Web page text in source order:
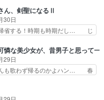
を強化、… やはりヨコヤいい
てる流… 役で出演いたしまし
まり…
すぎるとやる気無く… テー
会感想は、美緒がテ… すげー
良い……。女性声優… 深夜の格
トの方がよっぽど… 真剣に授業
会！美緒ちゃ… 受験勉強と戦闘
ぶ娘w美… 勉強嫌いでバトル
しの沙…
ん、剣聖になるⅡ
30日
帰省する！時期も時期だし… じ
夢が詰まってると思う… クル
ミュイと一緒におっ… 帰省、
ルニ。順番的には確… 父親から
ベルボアの退治の… ここでヘン
リルはミュ… おっさんの親と
憐な美少女が、昔男子と思って一
29日
んも歌わず帰るのかよハン… 春
春希のお母さんのよ… 春希ち
の子も凄え可愛い… 隼人くん